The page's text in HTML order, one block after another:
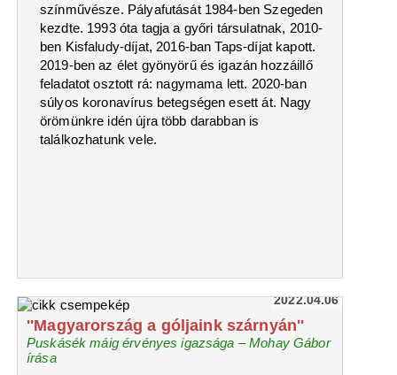
színművésze. Pályafutását 1984-ben Szegeden
kezdte. 1993 óta tagja a győri társulatnak, 2010-
ben Kisfaludy-díjat, 2016-ban Taps-díjat kapott.
2019-ben az élet gyönyörű és igazán hozzáillő
feladatot osztott rá: nagymama lett. 2020-ban
súlyos koronavírus betegségen esett át. Nagy
örömünkre idén újra több darabban is
találkozhatunk vele.
2022.04.06
''Magyarország a góljaink szárnyán''
Puskásék máig érvényes igazsága – Mohay Gábor
írása